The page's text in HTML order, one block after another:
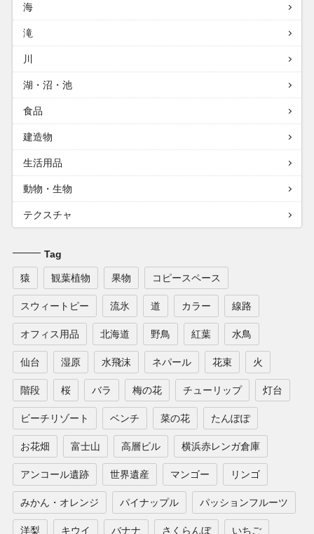
海
滝
川
湖・沼・池
食品
建造物
生活用品
動物・生物
テクスチャ
Tag
猿 観葉植物 果物 コピースペース
スウィートピー 流氷 道 カラー 線路
オフィス用品 北海道 野鳥 紅葉 水鳥
仙台 湿原 水飛沫 ネパール 花束 火
階段 桜 バラ 梅の花 チューリップ 灯台
ビーチリゾート ベンチ 菜の花 たんぽぽ
お花畑 富士山 高層ビル 横浜赤レンガ倉庫
アンコール遺跡 世界遺産 マンゴー リンゴ
みかん・オレンジ パイナップル パッションフルーツ
洋梨 キウイ バナナ さくらんぼ いちご